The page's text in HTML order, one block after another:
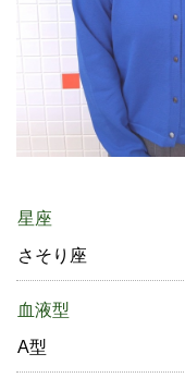
星座
さそり座
血液型
A型